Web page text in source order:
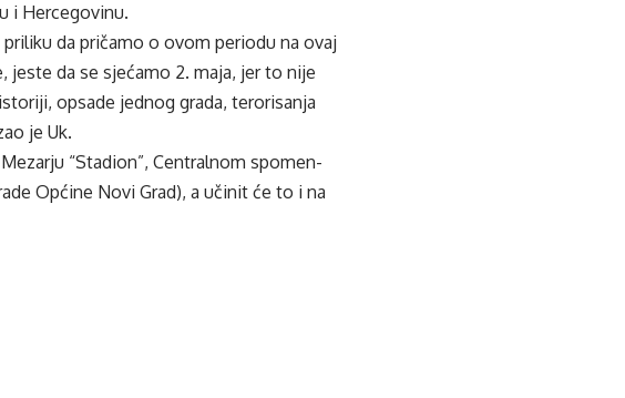
i Hercegovinu.
da pričamo o ovom periodu na ovaj
jeste da se sjećamo 2. maja, jer to nije
opsade jednog grada, terorisanja
je Uk.
“Stadion”, Centralnom spomen-
Općine Novi Grad), a učinit će to i na